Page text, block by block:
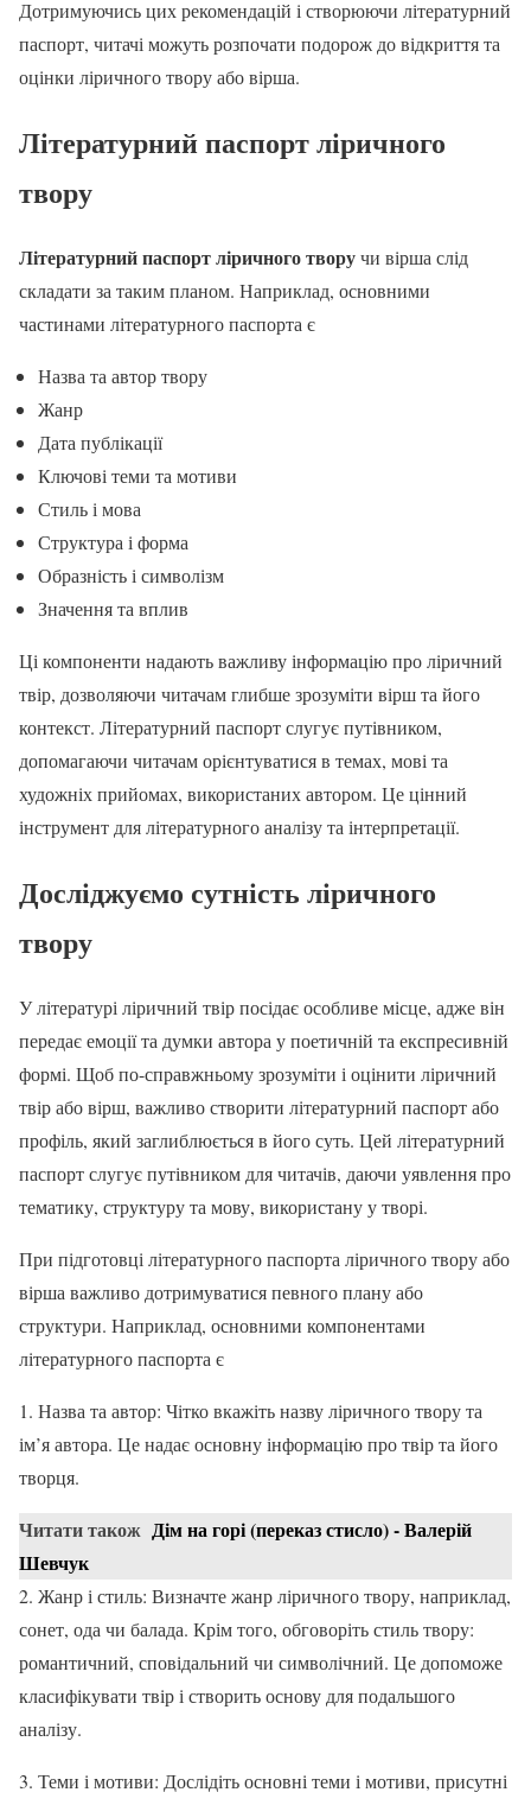
Дотримуючись цих рекомендацій і створюючи літературний
паспорт, читачі можуть розпочати подорож до відкриття та
оцінки ліричного твору або вірша.
Літературний паспорт ліричного
твору
Літературний паспорт ліричного творучи вірша слід
складати за таким планом. Наприклад, основними
частинами літературного паспорта є
Назва та автор твору
Жанр
Дата публікації
Ключові теми та мотиви
Стиль і мова
Структура і форма
Образність і символізм
Значення та вплив
Ці компоненти надають важливу інформацію про ліричний
твір, дозволяючи читачам глибше зрозуміти вірш та його
контекст. Літературний паспорт слугує путівником,
допомагаючи читачам орієнтуватися в темах, мові та
художніх прийомах, використаних автором. Це цінний
інструмент для літературного аналізу та інтерпретації.
Досліджуємо сутність ліричного
твору
У літературі ліричний твір посідає особливе місце, адже він
передає емоції та думки автора у поетичній та експресивній
формі. Щоб по-справжньому зрозуміти і оцінити ліричний
твір або вірш, важливо створити літературний паспорт або
профіль, який заглиблюється в його суть. Цей літературний
паспорт слугує путівником для читачів, даючи уявлення про
тематику, структуру та мову, використану у творі.
При підготовці літературного паспорта ліричного твору або
вірша важливо дотримуватися певного плану або
структури. Наприклад, основними компонентами
літературного паспорта є
1. Назва та автор: Чітко вкажіть назву ліричного твору та
ім’я автора. Це надає основну інформацію про твір та його
творця.
Читати також Дім на горі (переказ стисло) - Валерій
Шевчук
2. Жанр і стиль: Визначте жанр ліричного твору, наприклад,
сонет, ода чи балада. Крім того, обговоріть стиль твору:
романтичний, сповідальний чи символічний. Це допоможе
класифікувати твір і створить основу для подальшого
аналізу.
3. Теми і мотиви: Дослідіть основні теми і мотиви, присутні